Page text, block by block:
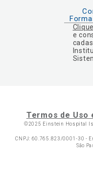
e
Termos de Uso
©2025 Einstein Hospital
CNPJ: 60.765.823/0001-30 -
São